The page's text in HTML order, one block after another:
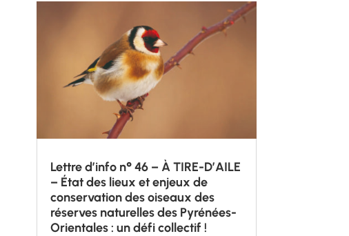
Lettre d’info n° 46 – À TIRE-D’AILE
– État des lieux et enjeux de
conservation des oiseaux des
réserves naturelles des Pyrénées-
Orientales : un défi collectif !